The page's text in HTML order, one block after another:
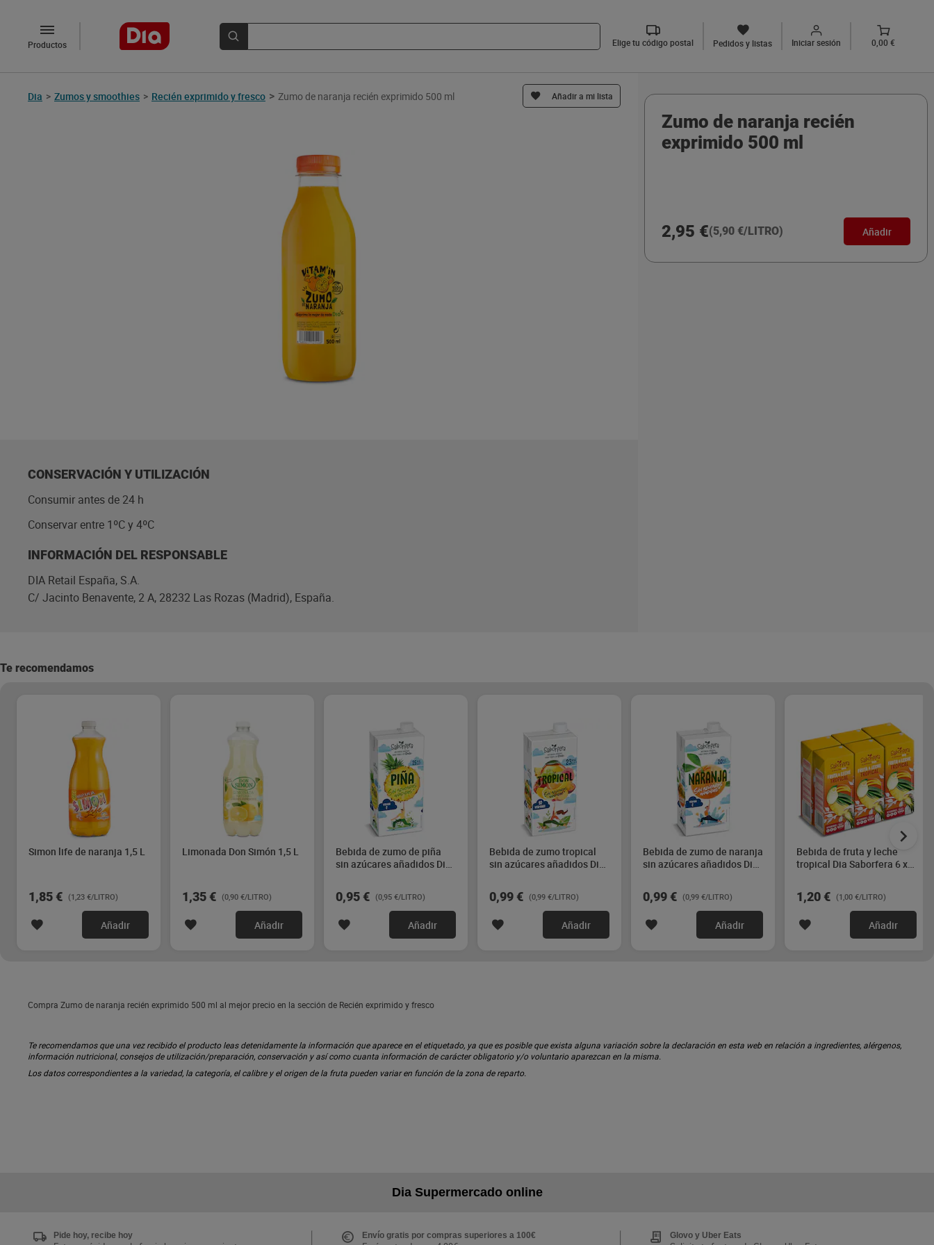
Productos Elige tu código postal Pedidos y listas Iniciar sesión 0,00 €
Dia > Zumos y smoothies > Recién exprimido y fresco > Zumo de naranja recién exprimido 500 ml Añadir a mi lista
CONSERVACIÓN Y UTILIZACIÓN
Consumir antes de 24 h
Conservar entre 1ºC y 4ºC
INFORMACIÓN DEL RESPONSABLE
DIA Retail España, S.A.
C/ Jacinto Benavente, 2 A, 28232 Las Rozas (Madrid), España.
Zumo de naranja recién
exprimido 500 ml
2,95 €(5,90 €/LITRO) Añadir
Te recomendamos
Simon life de naranja 1,5 L
1,85 € (1,23 €/LITRO)
Añadir
Limonada Don Simón 1,5 L
1,35 € (0,90 €/LITRO)
Añadir
Bebida de zumo de piña
sin azúcares añadidos Dia
0,95 € (0,95 €/LITRO)
Añadir
Bebida de zumo tropical
sin azúcares añadidos Dia
0,99 € (0,99 €/LITRO)
Añadir
Bebida de zumo de naranja
sin azúcares añadidos Dia
0,99 € (0,99 €/LITRO)
Añadir
Bebida de fruta y leche
tropical Dia Saborfera 6 x
1,20 € (1,00 €/LITRO)
Añadir
Compra Zumo de naranja recién exprimido 500 ml al mejor precio en la sección de Recién exprimido y fresco
Te recomendamos que una vez recibido el producto leas detenidamente la información que aparece en el etiquetado, ya que es posible que exista alguna variación sobre la declaración en esta web en relación a ingredientes, alérgenos,
información nutricional, consejos de utilización/preparación, conservación y así como cuanta información de carácter obligatorio y/o voluntario aparezcan en la misma.
Los datos correspondientes a la variedad, la categoría, el calibre y el origen de la fruta pueden variar en función de la zona de reparto.
Dia Supermercado online
Pide hoy, recibe hoy Envío gratis por compras superiores a 100€ Glovo y Uber Eats